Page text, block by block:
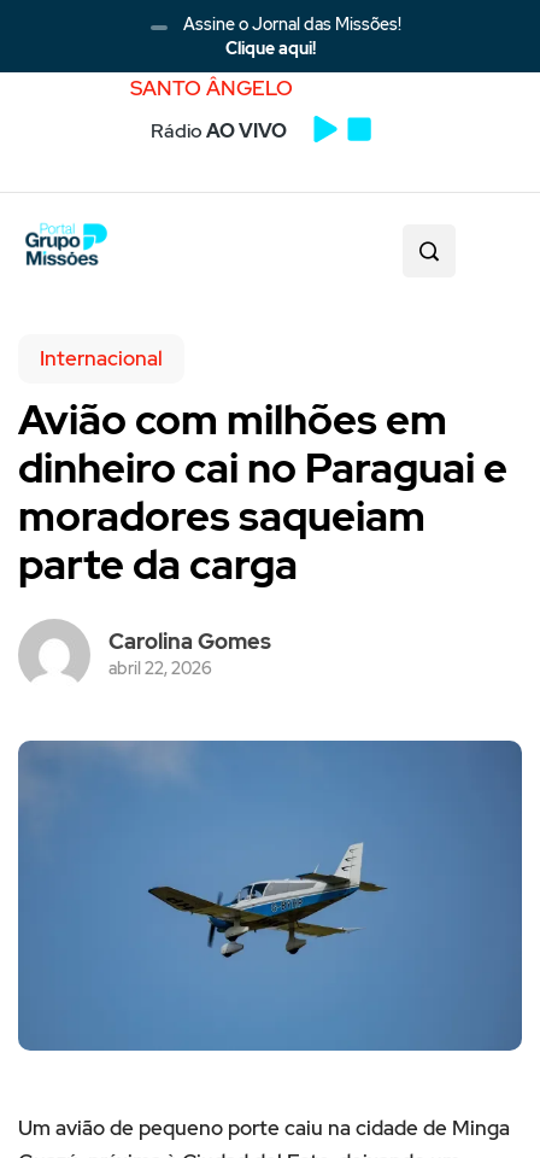
Assine o Jornal das Missões!
Clique aqui!
SANTO ÂNGELO
RádioAO VIVO
Internacional
Avião com milhões em
dinheiro cai no Paraguai e
moradores saqueiam
parte da carga
Carolina Gomes
abril 22, 2026
Um avião de pequeno porte caiu na cidade de Minga